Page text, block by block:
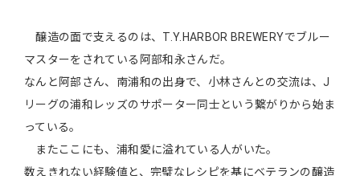
醸造の面で支えるのは、T.Y.HARBOR BREWERYでブルー
マスターをされている阿部和永さんだ。
なんと阿部さん、南浦和の出身で、小林さんとの交流は、J
リーグの浦和レッズのサポーター同士という繋がりから始ま
っている。
またここにも、浦和愛に溢れている人がいた。
数えきれない経験値と、完璧なレシピを基にベテランの醸造